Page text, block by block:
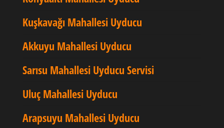
Kuşkavağı Mahallesi Uyducu
Akkuyu Mahallesi Uyducu
Sarısu Mahallesi Uyducu Servisi
Uluç Mahallesi Uyducu
Arapsuyu Mahallesi Uyducu